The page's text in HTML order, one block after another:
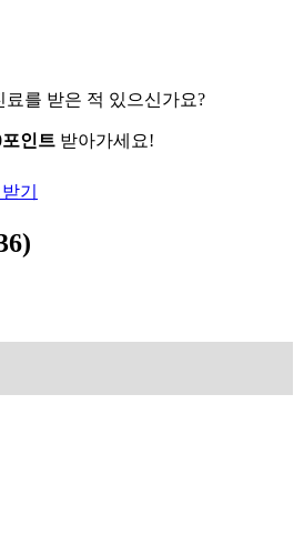
료를 받은 적 있으신가요?
포인트 받아가세요!
기